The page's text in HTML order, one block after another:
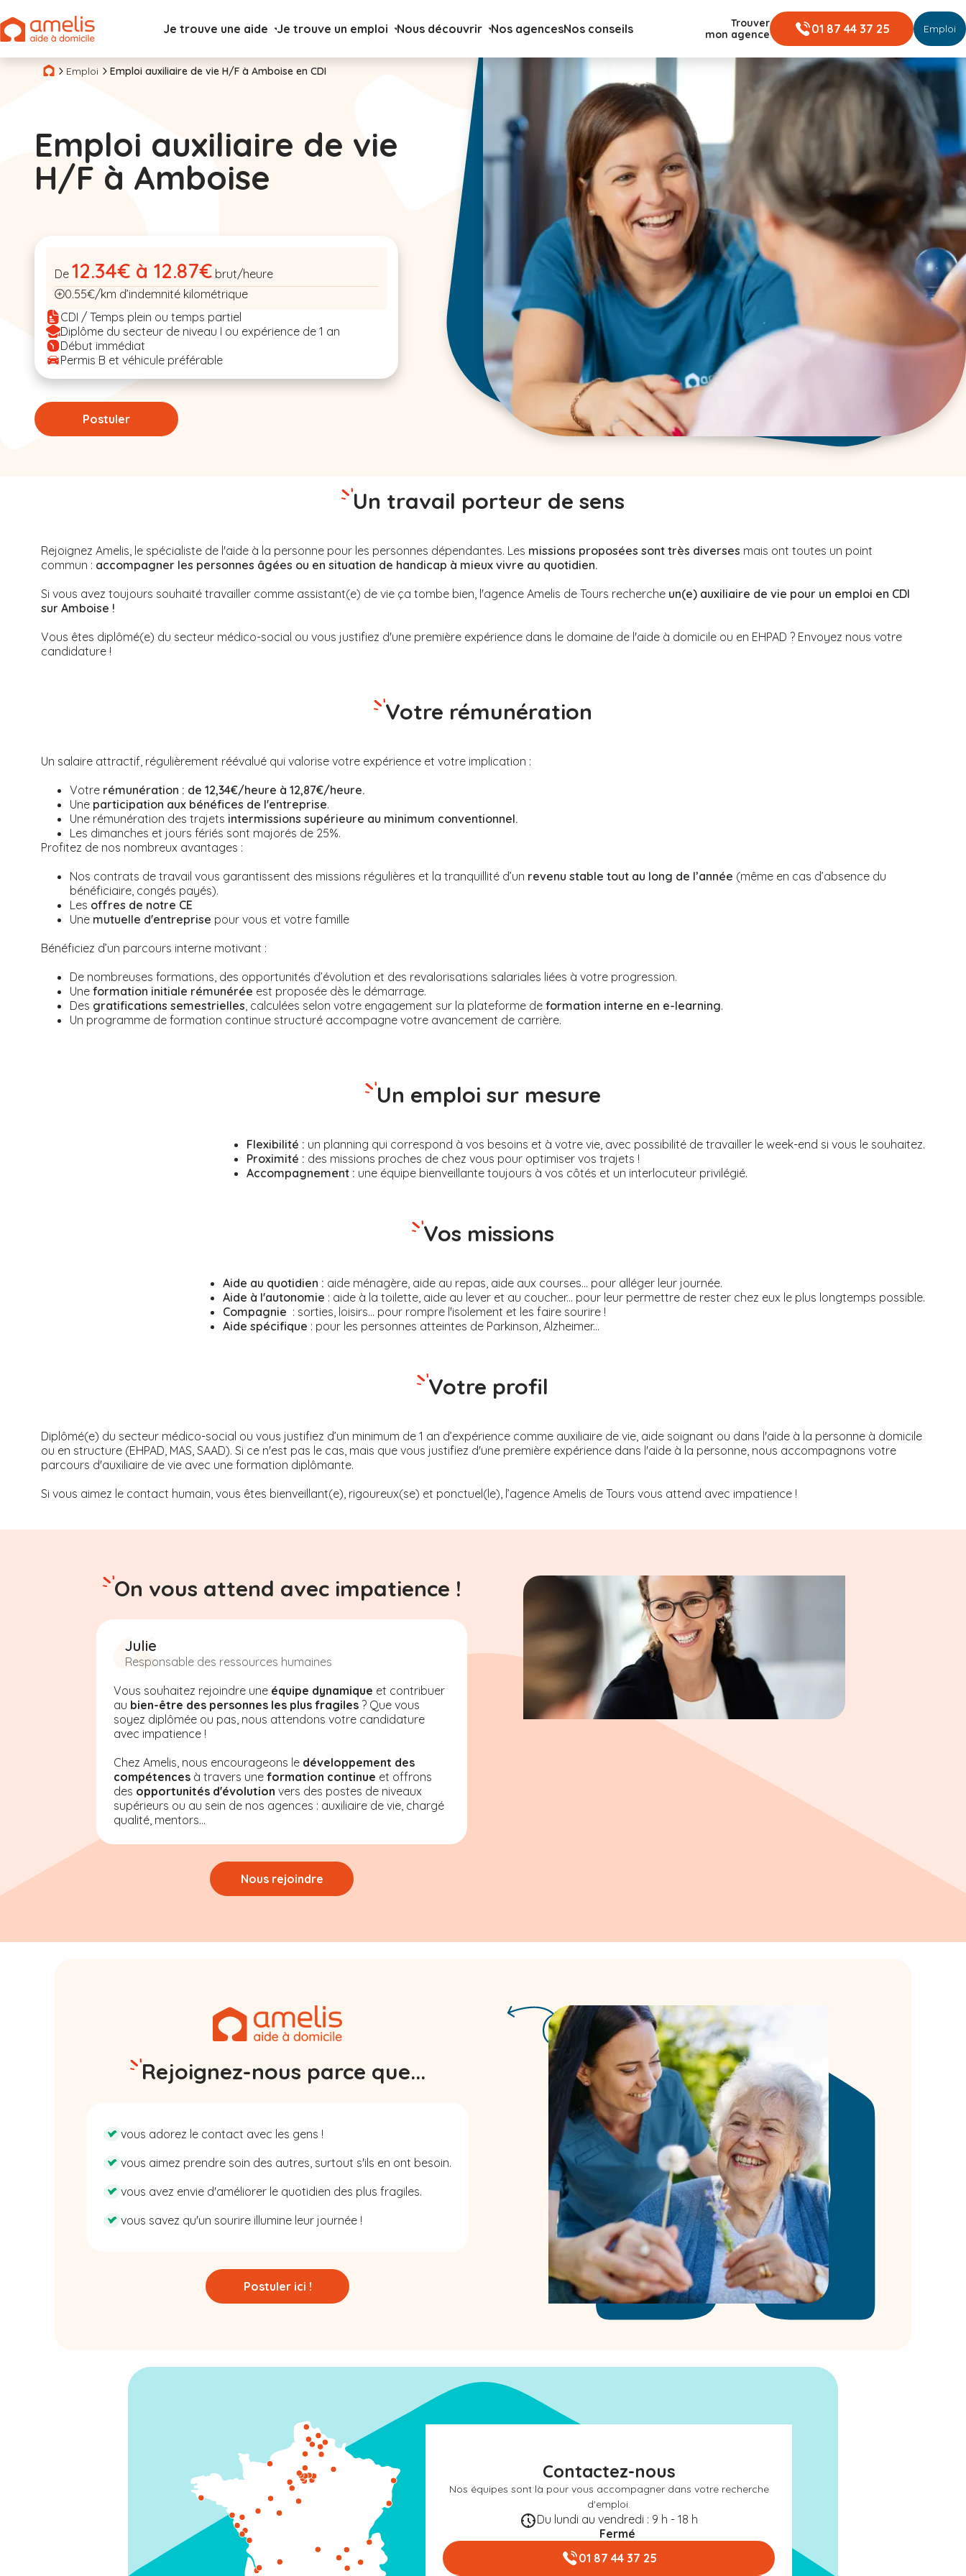
Je trouve une aide Je trouve un emploi Nous découvrir Nos agencesNos conseils
Trouver
mon agence
01 87 44 37 25 Emploi
Emploi Emploi auxiliaire de vie H/F à Amboise en CDI
Emploi auxiliaire de vie
H/F à Amboise
De 12.34€ à 12.87€ brut/heure
0.55€/km d’indemnité kilométrique
CDI / Temps plein ou temps partiel
Diplôme du secteur de niveau I ou expérience de 1 an
Début immédiat
Permis B et véhicule préférable
Postuler
Un travail porteur de sens
Rejoignez Amelis, le spécialiste de l'aide à la personne pour les personnes dépendantes. Les missions proposées sont très diverses mais ont toutes un point
commun : accompagner les personnes âgées ou en situation de handicap à mieux vivre au quotidien.
Si vous avez toujours souhaité travailler comme assistant(e) de vie ça tombe bien, l'agence Amelis de Tours recherche un(e) auxiliaire de vie pour un emploi en CDI
sur Amboise !
Vous êtes diplômé(e) du secteur médico-social ou vous justifiez d'une première expérience dans le domaine de l'aide à domicile ou en EHPAD ? Envoyez nous votre
candidature !
Votre rémunération
Un salaire attractif, régulièrement réévalué qui valorise votre expérience et votre implication :
Votre rémunération : de 12,34€/heure à 12,87€/heure.
Une participation aux bénéfices de l'entreprise.
Une rémunération des trajets intermissions supérieure au minimum conventionnel.
Les dimanches et jours fériés sont majorés de 25%.
Profitez de nos nombreux avantages :
Nos contrats de travail vous garantissent des missions régulières et la tranquillité d’un revenu stable tout au long de l’année (même en cas d’absence du
bénéficiaire, congés payés).
Les offres de notre CE
Une mutuelle d'entreprise pour vous et votre famille
Bénéficiez d’un parcours interne motivant :
De nombreuses formations, des opportunités d’évolution et des revalorisations salariales liées à votre progression.
Une formation initiale rémunérée est proposée dès le démarrage.
Des gratifications semestrielles, calculées selon votre engagement sur la plateforme de formation interne en e-learning.
Un programme de formation continue structuré accompagne votre avancement de carrière.
Un emploi sur mesure
Flexibilité : un planning qui correspond à vos besoins et à votre vie, avec possibilité de travailler le week-end si vous le souhaitez.
Proximité : des missions proches de chez vous pour optimiser vos trajets !
Accompagnement : une équipe bienveillante toujours à vos côtés et un interlocuteur privilégié.
Vos missions
Aide au quotidien : aide ménagère, aide au repas, aide aux courses... pour alléger leur journée.
Aide à l'autonomie : aide à la toilette, aide au lever et au coucher... pour leur permettre de rester chez eux le plus longtemps possible.
Compagnie : sorties, loisirs... pour rompre l'isolement et les faire sourire !
Aide spécifique : pour les personnes atteintes de Parkinson, Alzheimer...
Votre profil
Diplômé(e) du secteur médico-social ou vous justifiez d’un minimum de 1 an d’expérience comme auxiliaire de vie, aide soignant ou dans l'aide à la personne à domicile
ou en structure (EHPAD, MAS, SAAD). Si ce n'est pas le cas, mais que vous justifiez d'une première expérience dans l'aide à la personne, nous accompagnons votre
parcours d'auxiliaire de vie avec une formation diplômante.
Si vous aimez le contact humain, vous êtes bienveillant(e), rigoureux(se) et ponctuel(le), l’agence Amelis de Tours vous attend avec impatience !
On vous attend avec impatience !
Julie
Responsable des ressources humaines
Vous souhaitez rejoindre une équipe dynamique et contribuer
au bien-être des personnes les plus fragiles ? Que vous
soyez diplômée ou pas, nous attendons votre candidature
avec impatience !
Chez Amelis, nous encourageons le développement des
compétences à travers une formation continue et offrons
des opportunités d'évolution vers des postes de niveaux
supérieurs ou au sein de nos agences : auxiliaire de vie, chargé
qualité, mentors...
Nous rejoindre
Rejoignez-nous parce que...
vous adorez le contact avec les gens !
vous aimez prendre soin des autres, surtout s'ils en ont besoin.
vous avez envie d'améliorer le quotidien des plus fragiles.
vous savez qu'un sourire illumine leur journée !
Postuler ici !
Contactez-nous
Nos équipes sont là pour vous accompagner dans votre recherche
d'emploi.
Du lundi au vendredi : 9 h - 18 h
Fermé
01 87 44 37 25